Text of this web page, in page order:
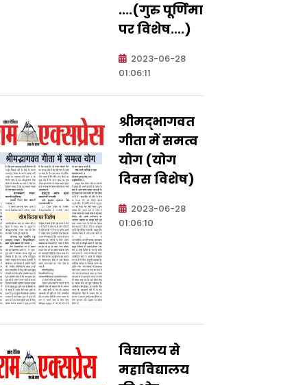
....(गुरु पूर्णिमा
पर विशेष....)
2023-06-28
01:06:11
श्रीमद्भागवत
गीता में समत्व
योग (योग
दिवस विशेष)
2023-06-28
01:06:10
विद्यालय से
महाविद्यालय